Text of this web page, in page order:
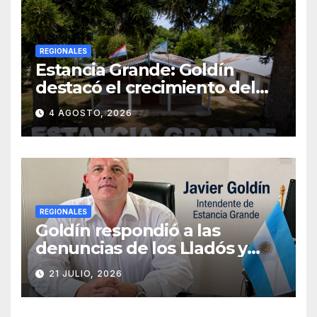
REGIONALES
Estancia Grande: Goldín
destacó el crecimiento del
municipio, anunció nuevas
obras y defendió su gestión
frente a las críticas
4 AGOSTO, 2026
REGIONALES
Goldín respondió a las
denuncias de los Lladós y
defendió la transparencia de
su gestión
21 JULIO, 2026